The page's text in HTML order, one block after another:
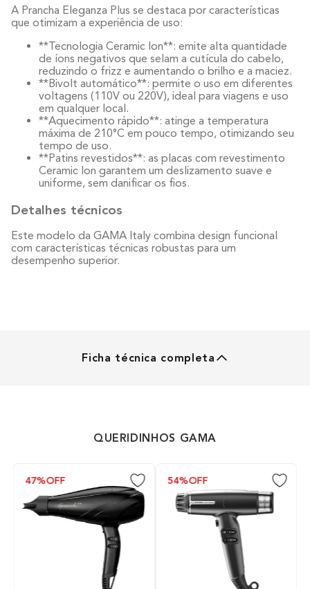
A Prancha Eleganza Plus se destaca por características
que otimizam a experiência de uso:
**Tecnologia Ceramic Ion**: emite alta quantidade
de íons negativos que selam a cutícula do cabelo,
reduzindo o frizz e aumentando o brilho e a maciez.
**Bivolt automático**: permite o uso em diferentes
voltagens (110V ou 220V), ideal para viagens e uso
em qualquer local.
**Aquecimento rápido**: atinge a temperatura
máxima de 210°C em pouco tempo, otimizando seu
tempo de uso.
**Patins revestidos**: as placas com revestimento
Ceramic Ion garantem um deslizamento suave e
uniforme, sem danificar os fios.
Detalhes técnicos
Este modelo da GAMA Italy combina design funcional
com características técnicas robustas para um
desempenho superior.
Ficha técnica completa
Ceramic Íon
Tecnologia com alta emissão de íons negativos que
tem como principal função reduzir o frizz do cabelo,
proporcionando brilho e maciez, melhorando sua
aparência e mantendo os fios mais saudáveis.
QUERIDINHOS GAMA
47%OFF 54%OFF